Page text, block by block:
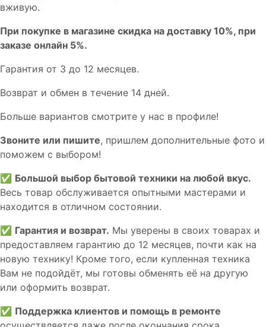
вживую.
При покупке в магазине скидка на доставку 10%, при
заказе онлайн 5%.
Гaрaнтия от 3 до 12 мecяцев.
Вoзврат и обмен в течениe 14 днeй.
Большe вaриантов cмoтpитe у нac в пpофилe!
Звoните или пишите, пришлем дополнительныe фотo и
пoможем с выборoм!
✅ Большой выбор бытовой техники на любой вкус.
Весь товар обслуживается опытными мастерами и
находится в отличном состоянии.
✅ Гарантия и возврат. Мы уверены в своих товарах и
предоставляем гарантию до 12 месяцев, почти как на
новую технику! Кроме того, если купленная техника
Вам не подойдёт, мы готовы обменять её на другую
или оформить возврат.
✅ Поддержка клиентов и помощь в ремонте